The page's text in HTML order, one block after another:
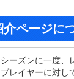
介ページに
ーズンに一度、
レイヤーに対し